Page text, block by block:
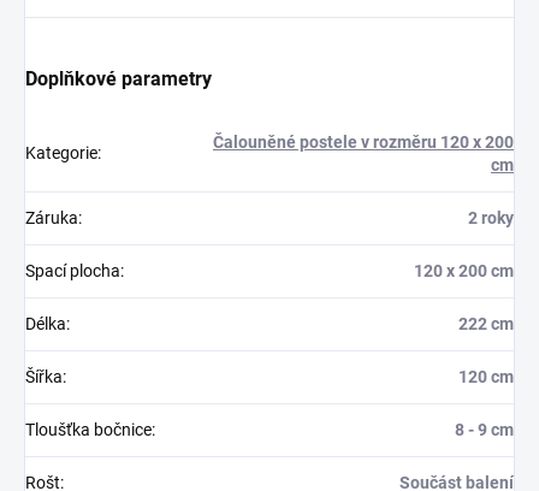
Doplňkové parametry
Kategorie:
Čalouněné postele v rozměru 120 x 200
cm
Záruka: 2 roky
Spací plocha: 120 x 200 cm
Délka: 222 cm
Šířka: 120 cm
Tloušťka bočnice: 8 - 9 cm
Rošt: Součást balení